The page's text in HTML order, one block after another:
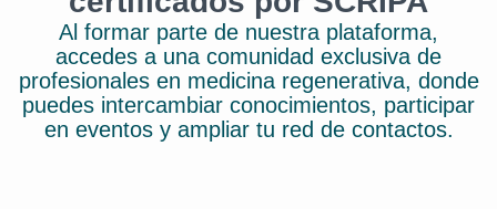
Al formar parte de nuestra plataforma,
accedes a una comunidad exclusiva de
profesionales en medicina regenerativa, donde
puedes intercambiar conocimientos, participar
en eventos y ampliar tu red de contactos.